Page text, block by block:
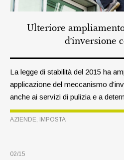
Ulteriore
d’inversione
La legge di stabilità del 2015 ha
applicazione del meccanismo
anche ai servizi di pulizia e a
immobili, nonché alla vendita di
AZIENDE, IMPOSTA
02/15